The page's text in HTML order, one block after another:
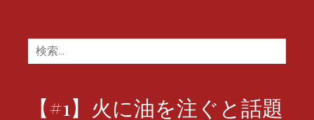
検
索:
【#1】火に油を注ぐと話題